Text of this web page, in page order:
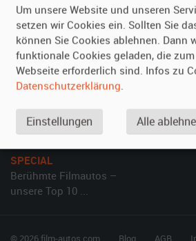
Kundenmeinungen
Vermieten
Oldtimer anmelden
Fotos senden
Inserat verwalten
Hilfe
SPECIAL
Berühmte Filmautos –
unsere Top 10 ...
© 2026 film-autos.com Blog AGB
Um unsere Website und unseren
setzen wir Cookies ein. Sollten Sie
können Sie Cookies ablehnen. Dann
funktionale Cookies geladen, die
Webseite erforderlich sind. Infos zu
Datenschutzerklärung.
Einstellungen Alle